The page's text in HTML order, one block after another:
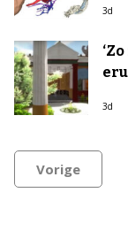
3d
3d
Vorige